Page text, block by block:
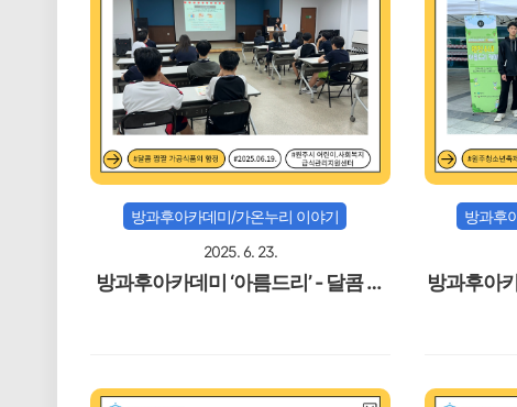
방과후아카데미/가온누리 이야기
2025. 6. 23.
방과후아카데미 ‘아름드리’ - 달콤 짭
방과후
방과후아